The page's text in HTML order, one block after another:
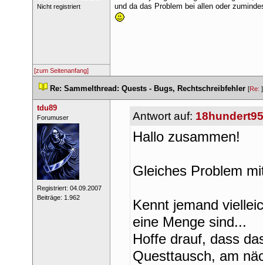
Nicht registriert
und da das Problem bei allen oder
[zum Seitenanfang]
Re: Sammelthread: Quests - Bugs, Rechtschreibfehler [Re:
tdu89
​Forumuser
Registriert: 04.09.2007
Beiträge: 1.962
Antwort auf: 18hundert95
Hallo zusammen!
Gleiches Problem
Kennt jemand
eine Menge sind...
Hoffe drauf, dass
Questtausch, am